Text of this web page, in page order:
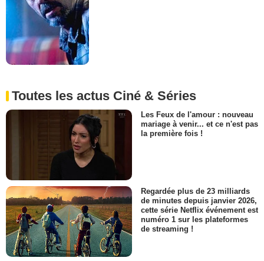
Toutes les actus Ciné & Séries
Les Feux de l'amour : nouveau
mariage à venir... et ce n'est pas
la première fois !
Regardée plus de 23 milliards
de minutes depuis janvier 2026,
cette série Netflix événement est
numéro 1 sur les plateformes
de streaming !